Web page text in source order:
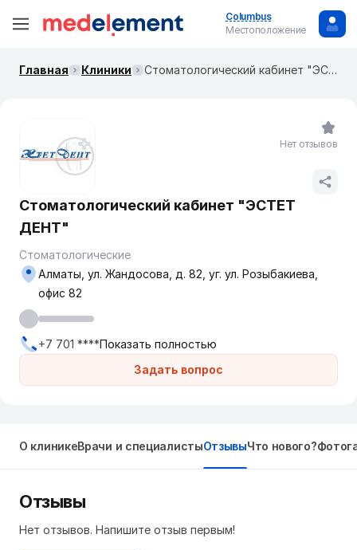
Columbus
Местоположение
Главная Клиники Стоматологический кабинет "ЭСТЕТ ДЕНТ"
Стоматологический кабинет "ЭСТЕТ
ДЕНТ"
Стоматологические
Задать вопрос
Алматы, ул. Жандосова, д. 82, уг. ул. Розыбакиева,
офис 82
+7 701 ****Показать полностью
Нет отзывов
О клиникеВрачи и специалистыОтзывыЧто нового?
Отзывы
Нет отзывов. Напишите отзыв первым!